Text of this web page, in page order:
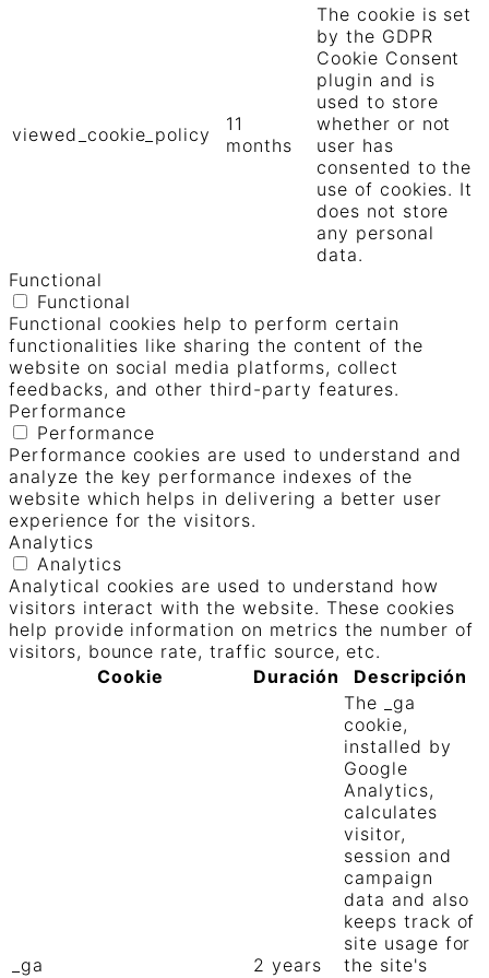
viewed_cookie_policy
11
months
The cookie is set
by the GDPR
Cookie Consent
plugin and is
used to store
whether or not
user has
consented to the
use of cookies. It
does not store
any personal
data.
Functional
Functional
Functional cookies help to perform certain
functionalities like sharing the content of the
website on social media platforms, collect
feedbacks, and other third-party features.
Performance
Performance
Performance cookies are used to understand and
analyze the key performance indexes of the
website which helps in delivering a better user
experience for the visitors.
Analytics
Analytics
Analytical cookies are used to understand how
visitors interact with the website. These cookies
help provide information on metrics the number of
visitors, bounce rate, traffic source, etc.
Cookie
Duración Descripción
_ga 2 years
The _ga
cookie,
installed by
Google
Analytics,
calculates
visitor,
session and
campaign
data and also
keeps track of
site usage for
the site's